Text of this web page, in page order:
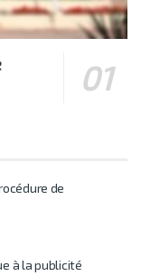
de
à la publicité